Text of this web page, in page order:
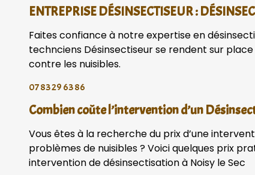
ENTREPRISE DÉSINSECTISEUR :
Faites confiance à notre expertise en
technciens Désinsectiseur se rendent sur
contre les nuisibles.
07 83 29 63 86
Combien coûte l’intervention d’un
Vous êtes à la recherche du prix d’une
problèmes de nuisibles ? Voici quelques prix
intervention de désinsectisation à Noisy le Sec